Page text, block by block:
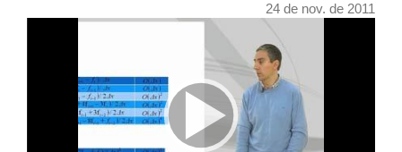
24 de nov. de 2011